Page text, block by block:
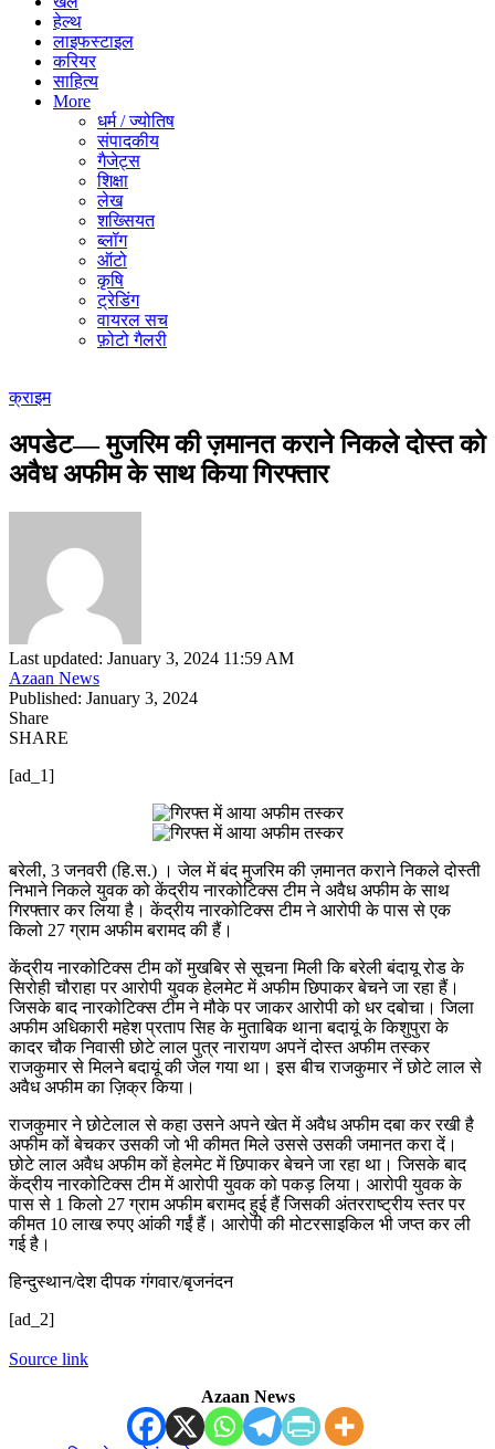
हेल्थ
लाइफस्टाइल
करियर
साहित्य
More
धर्म / ज्योतिष
संपादकीय
गैजेट्स
शिक्षा
लेख
शख्सियत
ब्लॉग
ऑटो
कृषि
ट्रेडिंग
वायरल सच
फ़ोटो गैलरी
क्राइम
अपडेट— मुजरिम की ज़मानत कराने निकले दोस्त को
अवैध अफीम के साथ किया गिरफ्तार
Last updated: January 3, 2024 11:59 AM
Azaan News
Published: January 3, 2024
Share
SHARE
[ad_1]
बरेली, 3 जनवरी (हि.स.) । जेल में बंद मुजरिम की ज़मानत कराने निकले दोस्ती
निभाने निकले युवक को केंद्रीय नारकोटिक्स टीम ने अवैध अफीम के साथ
गिरफ्तार कर लिया है। केंद्रीय नारकोटिक्स टीम ने आरोपी के पास से एक
किलो 27 ग्राम अफीम बरामद की हैं।
केंद्रीय नारकोटिक्स टीम कों मुखबिर से सूचना मिली कि बरेली बंदायू रोड के
सिरोही चौराहा पर आरोपी युवक हेलमेट में अफीम छिपाकर बेचने जा रहा हैं।
जिसके बाद नारकोटिक्स टीम ने मौके पर जाकर आरोपी को धर दबोचा। जिला
अफीम अधिकारी महेश प्रताप सिह के मुताबिक थाना बदायूं के किशुपुरा के
कादर चौक निवासी छोटे लाल पुत्र नारायण अपनें दोस्त अफीम तस्कर
राजकुमार से मिलने बदायूं की जेल गया था। इस बीच राजकुमार नें छोटे लाल से
अवैध अफीम का ज़िक्र किया।
राजकुमार ने छोटेलाल से कहा उसने अपने खेत में अवैध अफीम दबा कर रखी है
अफीम कों बेचकर उसकी जो भी कीमत मिले उससे उसकी जमानत करा दें।
छोटे लाल अवैध अफीम कों हेलमेट में छिपाकर बेचने जा रहा था। जिसके बाद
केंद्रीय नारकोटिक्स टीम में आरोपी युवक को पकड़ लिया। आरोपी युवक के
पास से 1 किलो 27 ग्राम अफीम बरामद हुई हैं जिसकी अंतरराष्ट्रीय स्तर पर
कीमत 10 लाख रुपए आंकी गईं हैं। आरोपी की मोटरसाइकिल भी जप्त कर ली
गई है।
हिन्दुस्थान/देश दीपक गंगवार/बृजनंदन
[ad_2]
Source link
Azaan News